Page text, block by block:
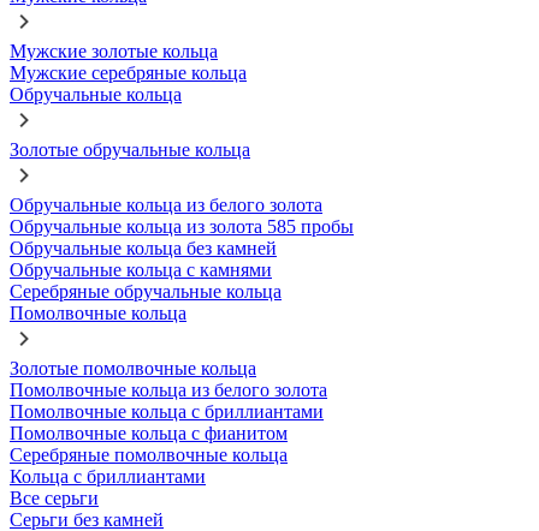
Мужские золотые кольца
Мужские серебряные кольца
Обручальные кольца
Золотые обручальные кольца
Обручальные кольца из белого золота
Обручальные кольца из золота 585 пробы
Обручальные кольца без камней
Обручальные кольца с камнями
Серебряные обручальные кольца
Помолвочные кольца
Золотые помолвочные кольца
Помолвочные кольца из белого золота
Помолвочные кольца с бриллиантами
Помолвочные кольца с фианитом
Серебряные помолвочные кольца
Кольца с бриллиантами
Все серьги
Серьги без камней